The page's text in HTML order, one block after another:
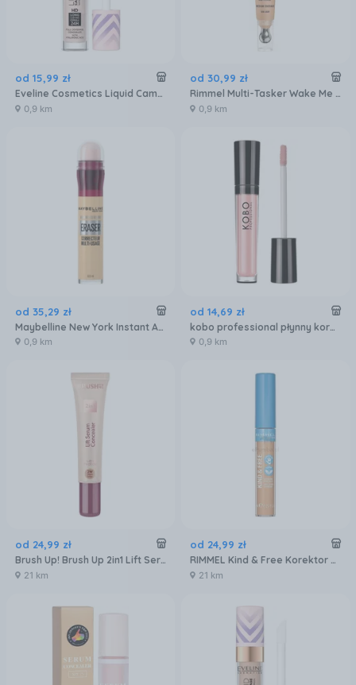
od 15,99 zł
Eveline Cosmetics Liquid Camouflage wodoodporny korektor kamuflujący 02 Light Vanilla 7,5ml
0,9 km
od 30,99 zł
Rimmel Multi-Tasker Wake Me Up Podkład I Korektor Z Efektem Rozjaśniającym Odcień 30 Light 20ml
0,9 km
od 35,29 zł
Maybelline New York Instant Anti-Age Eraser korektor z gąbeczką 06 Neutralizer 6,8 ml
0,9 km
od 14,69 zł
kobo professional płynny korektor neutralizaujący niedoskonałości 203 peach
0,9 km
od 24,99 zł
Brush Up! Brush Up 2in1 Lift Serum Concealer korektor-serum z peptydem liftingującym 2W Warm Beige 12ml
21 km
od 24,99 zł
RIMMEL Kind & Free Korektor 020 Light
21 km